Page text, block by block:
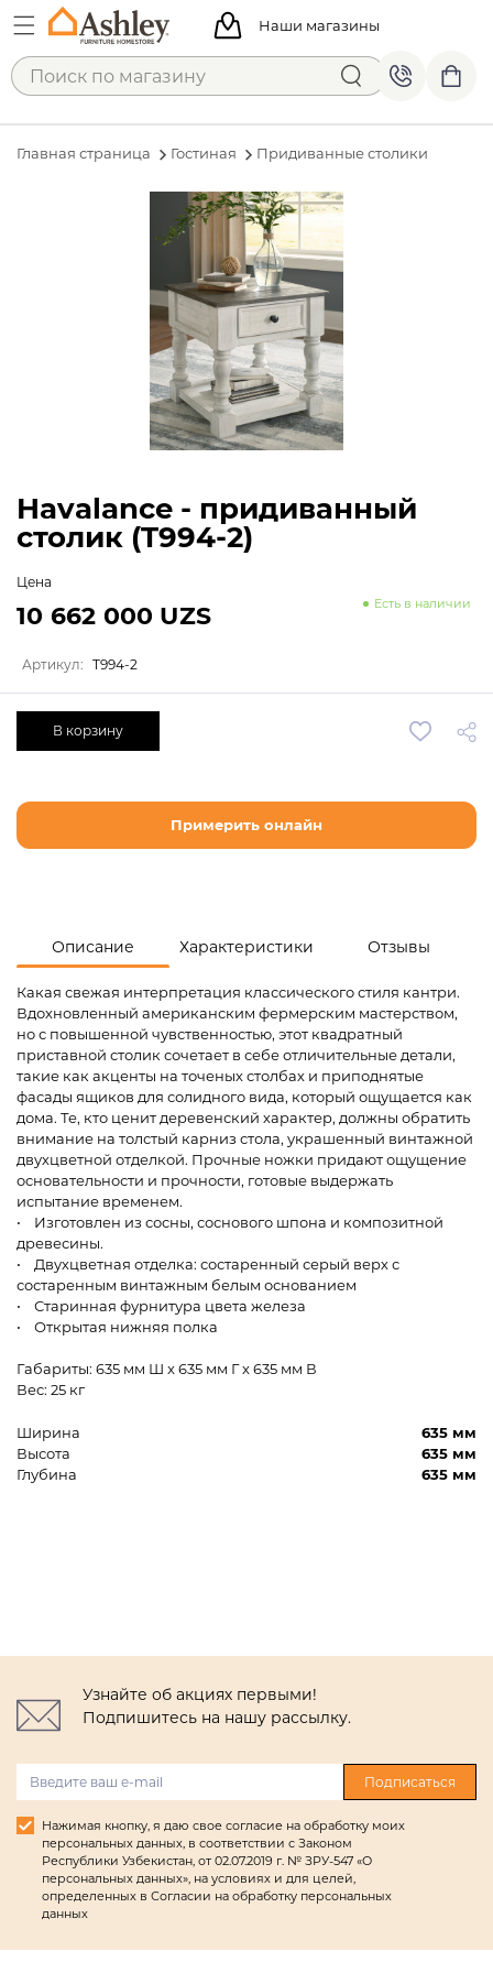
Наши магазины
Главная страница Гостиная Придиванные столики
Примерить онлайн
Описание Характеристики Отзывы
Какая свежая интерпретация классического стиля кантри.
Вдохновленный американским фермерским мастерством,
но с повышенной чувственностью, этот квадратный
приставной столик сочетает в себе отличительные детали,
такие как акценты на точеных столбах и приподнятые
фасады ящиков для солидного вида, который ощущается как
дома. Те, кто ценит деревенский характер, должны обратить
внимание на толстый карниз стола, украшенный винтажной
двухцветной отделкой. Прочные ножки придают ощущение
основательности и прочности, готовые выдержать
испытание временем.
• Изготовлен из сосны, соснового шпона и композитной
древесины.
• Двухцветная отделка: состаренный серый верх с
состаренным винтажным белым основанием
• Старинная фурнитура цвета железа
• Открытая нижняя полка
Габариты: 635 мм Ш x 635 мм Г x 635 мм В
Вес: 25 кг
Ширина
635 мм
Высота
635 мм
Глубина
635 мм
Havalance - придиванный
столик (T994-2)
Цена
Есть в наличии
10 662 000 UZS
Артикул: T994-2
В корзину
Узнайте об акциях первыми!
Подпишитесь на нашу рассылку.
Подписаться
Нажимая кнопку, я даю свое согласие на обработку моих
персональных данных, в соответствии с Законом
Республики Узбекистан, от 02.07.2019 г. № ЗРУ-547 «О
персональных данных», на условиях и для целей,
определенных в Согласии на обработку персональных
данных